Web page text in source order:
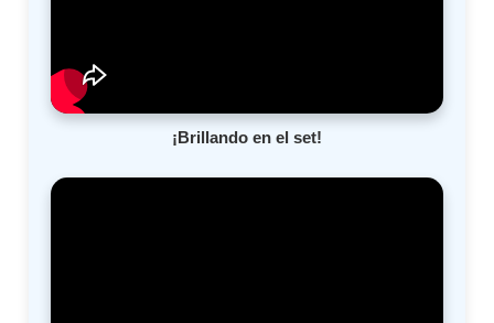
¡Brillando en el set!